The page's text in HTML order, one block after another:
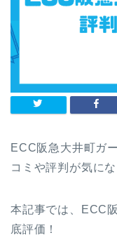
ECC阪急大井町ガ
コミや評判が気に
本記事では、ECC
底評価！